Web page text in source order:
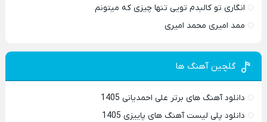
انگاری تو کالبدم تویی تنها چیزی که میتونم
ممد امیری محمد امیری
گلچین آهنگ ها
دانلود آهنگ های برتر علی احمدیانی 1405
دانلود پلی لیست آهنگ های پاییزی 1405